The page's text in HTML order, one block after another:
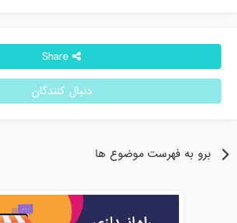
Share
دنبال کنندگان
برو به فهرست موضوع ها